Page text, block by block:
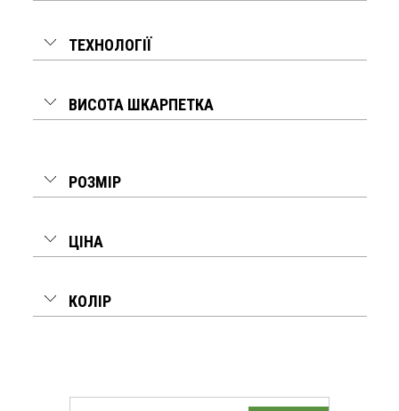
ТЕХНОЛОГІЇ
ВИСОТА ШКАРПЕТКА
РОЗМІР
ЦІНА
КОЛІР